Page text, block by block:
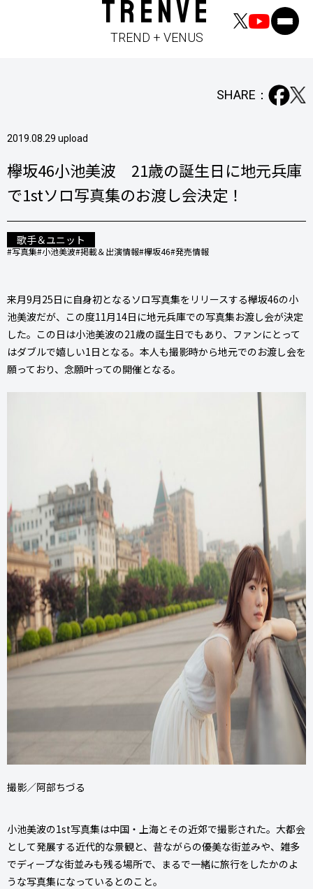
TRENVE
TREND + VENUS
2019.08.29 upload
SHARE：
欅坂46小池美波 21歳の誕生日に地元兵庫
で1stソロ写真集のお渡し会決定！
歌手＆ユニット
#写真集#小池美波#掲載＆出演情報#欅坂46#発売情報
来月9月25日に自身初となるソロ写真集をリリースする欅坂46の小
池美波だが、この度11月14日に地元兵庫での写真集お渡し会が決定
した。この日は小池美波の21歳の誕生日でもあり、ファンにとって
はダブルで嬉しい1日となる。本人も撮影時から地元でのお渡し会を
願っており、念願叶っての開催となる。
撮影／阿部ちづる
小池美波の1st写真集は中国・上海とその近郊で撮影された。大都会
として発展する近代的な景観と、昔ながらの優美な街並みや、雑多
でディープな街並みも残る場所で、まるで一緒に旅行をしたかのよ
うな写真集になっているとのこと。